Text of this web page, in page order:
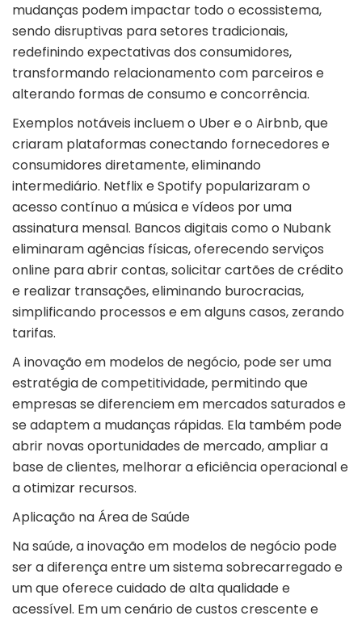
mudanças podem impactar todo o ecossistema,
sendo disruptivas para setores tradicionais,
redefinindo expectativas dos consumidores,
transformando relacionamento com parceiros e
alterando formas de consumo e concorrência.
Exemplos notáveis incluem o Uber e o Airbnb, que
criaram plataformas conectando fornecedores e
consumidores diretamente, eliminando
intermediário. Netflix e Spotify popularizaram o
acesso contínuo a música e vídeos por uma
assinatura mensal. Bancos digitais como o Nubank
eliminaram agências físicas, oferecendo serviços
online para abrir contas, solicitar cartões de crédito
e realizar transações, eliminando burocracias,
simplificando processos e em alguns casos, zerando
tarifas.
A inovação em modelos de negócio, pode ser uma
estratégia de competitividade, permitindo que
empresas se diferenciem em mercados saturados e
se adaptem a mudanças rápidas. Ela também pode
abrir novas oportunidades de mercado, ampliar a
base de clientes, melhorar a eficiência operacional e
a otimizar recursos.
Aplicação na Área de Saúde
Na saúde, a inovação em modelos de negócio pode
ser a diferença entre um sistema sobrecarregado e
um que oferece cuidado de alta qualidade e
acessível. Em um cenário de custos crescente e